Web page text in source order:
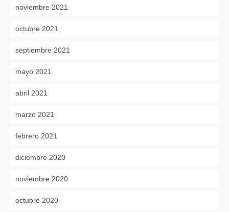
noviembre 2021
octubre 2021
septiembre 2021
mayo 2021
abril 2021
marzo 2021
febrero 2021
diciembre 2020
noviembre 2020
octubre 2020